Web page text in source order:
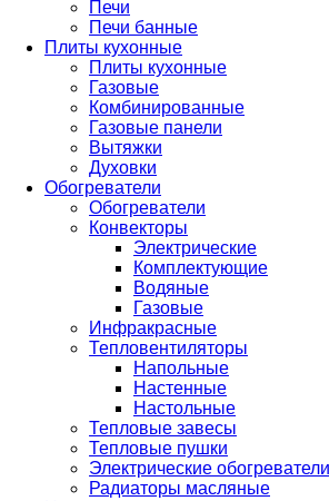
Печи
Печи банные
Плиты кухонные
Плиты кухонные
Газовые
Комбинированные
Газовые панели
Вытяжки
Духовки
Обогреватели
Обогреватели
Конвекторы
Электрические
Комплектующие
Водяные
Газовые
Инфракрасные
Тепловентиляторы
Напольные
Настенные
Настольные
Тепловые завесы
Тепловые пушки
Электрические
Радиаторы масляные